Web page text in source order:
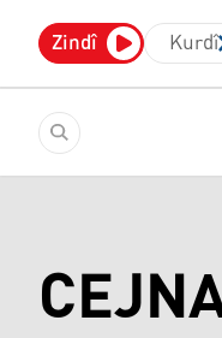
Zindî Kurdî